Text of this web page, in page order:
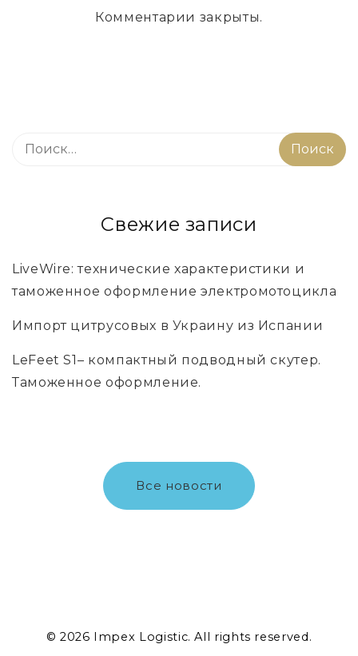
Комментарии закрыты.
Свежие записи
LiveWire: технические характеристики и
таможенное оформление электромотоцикла
Импорт цитрусовых в Украину из Испании
LeFeet S1– компактный подводный скутер.
Таможенное оформление.
Все новости
© 2026 Impex Logistic. All rights reserved.